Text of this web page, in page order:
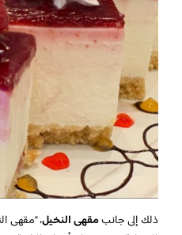
ذلك إلى جانبمقهى النخيل، “مقهى